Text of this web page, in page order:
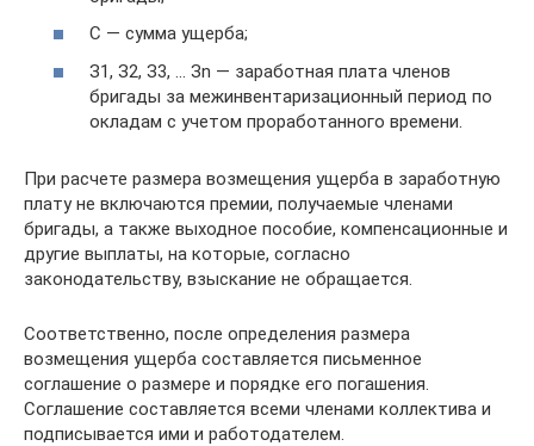
С — сумма ущерба;
З1, З2, З3, … Зn — заработная плата членов
бригады за межинвентаризационный период по
окладам с учетом проработанного времени.
При расчете размера возмещения ущерба в заработную
плату не включаются премии, получаемые членами
бригады, а также выходное пособие, компенсационные и
другие выплаты, на которые, согласно
законодательству, взыскание не обращается.
Соответственно, после определения размера
возмещения ущерба составляется письменное
соглашение о размере и порядке его погашения.
Соглашение составляется всеми членами коллектива и
подписывается ими и работодателем.